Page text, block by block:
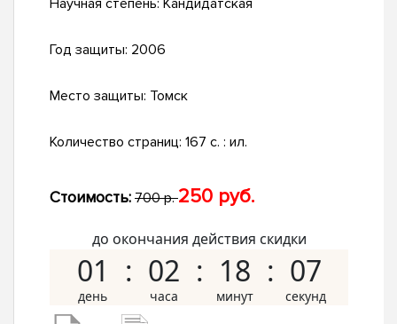
Научная степень: Кандидатская
Год защиты: 2006
Место защиты: Томск
Количество страниц: 167 с. : ил.
Стоимость: 700 р.250 руб.
до окончания действия скидки
01 02 18 06